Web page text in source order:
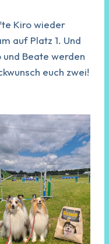
Kiro wieder
auf Platz 1. Und
Beate werden
euch zwei!